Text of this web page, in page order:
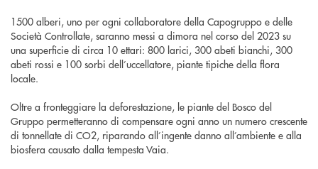
1500 alberi, uno per ogni collaboratore della Capogruppo e delle
Società Controllate, saranno messi a dimora nel corso del 2023 su
una superficie di circa 10 ettari: 800 larici, 300 abeti bianchi, 300
abeti rossi e 100 sorbi dell’uccellatore, piante tipiche della flora
locale.
Oltre a fronteggiare la deforestazione, le piante del Bosco del
Gruppo permetteranno di compensare ogni anno un numero crescente
di tonnellate di CO2, riparando all’ingente danno all’ambiente e alla
biosfera causato dalla tempesta Vaia.